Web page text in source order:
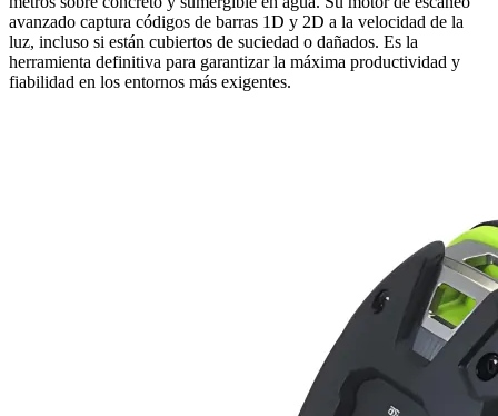
avanzado captura códigos de barras 1D y 2D a la velocidad de la
luz, incluso si están cubiertos de suciedad o dañados. Es la
herramienta definitiva para garantizar la máxima productividad y
fiabilidad en los entornos más exigentes.